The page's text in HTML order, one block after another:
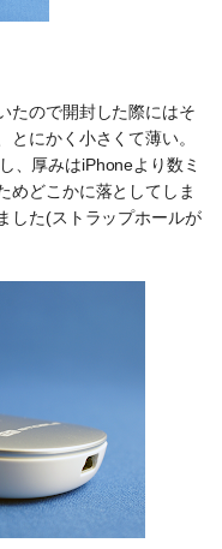
たので開封した際にはそ
にかく小さくて薄い。
、厚みはiPhoneより数ミ
めどこかに落としてしま
した(ストラップホールが